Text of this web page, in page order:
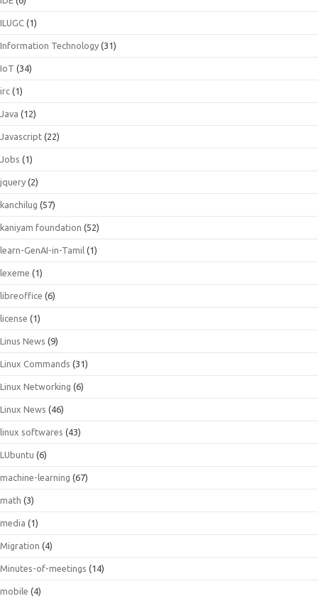
ILUGC (1)
Information Technology (31)
IoT (34)
irc (1)
Java (12)
Javascript (22)
Jobs (1)
jquery (2)
kanchilug (57)
kaniyam foundation (52)
learn-GenAI-in-Tamil (1)
lexeme (1)
libreoffice (6)
license (1)
Linus News (9)
Linux Commands (31)
Linux Networking (6)
Linux News (46)
linux softwares (43)
LUbuntu (6)
machine-learning (67)
math (3)
media (1)
Migration (4)
Minutes-of-meetings (14)
mobile (4)